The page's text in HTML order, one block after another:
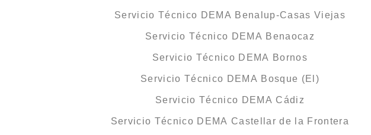
Servicio Técnico DEMA Benalup-Casas Viejas
Servicio Técnico DEMA Benaocaz
Servicio Técnico DEMA Bornos
Servicio Técnico DEMA Bosque (El)
Servicio Técnico DEMA Cádiz
Servicio Técnico DEMA Castellar de la Frontera